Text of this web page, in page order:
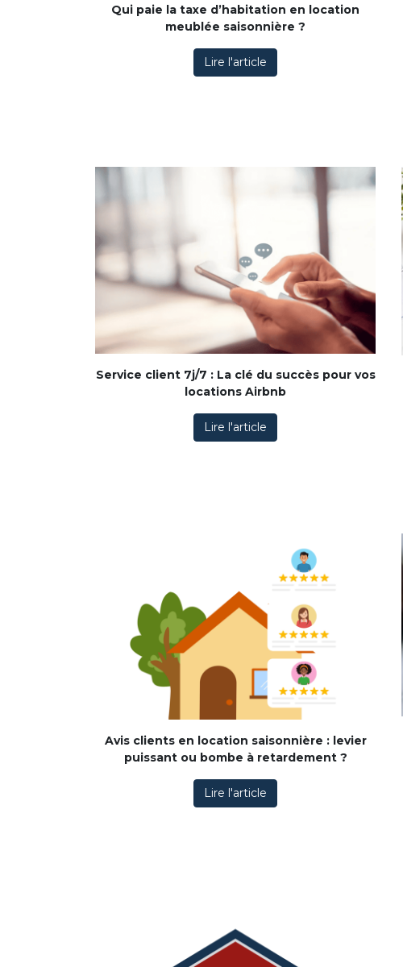
Qui paie la taxe d’habitation en location
meublée saisonnière ?
Lire l'article
Service client 7j/7 : La clé du succès pour vos
locations Airbnb
Lire l'article
Avis clients en location saisonnière : levier
puissant ou bombe à retardement ?
Lire l'article